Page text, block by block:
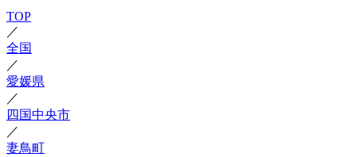
TOP
／
全国
／
愛媛県
／
四国中央市
／
妻鳥町